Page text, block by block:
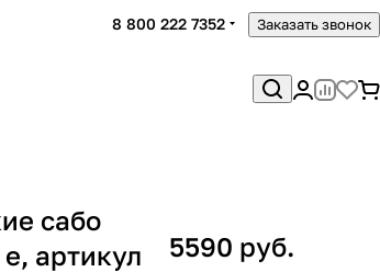
8 800 222 7352 Заказать звонок
сабо
е, артикул
5590 руб.